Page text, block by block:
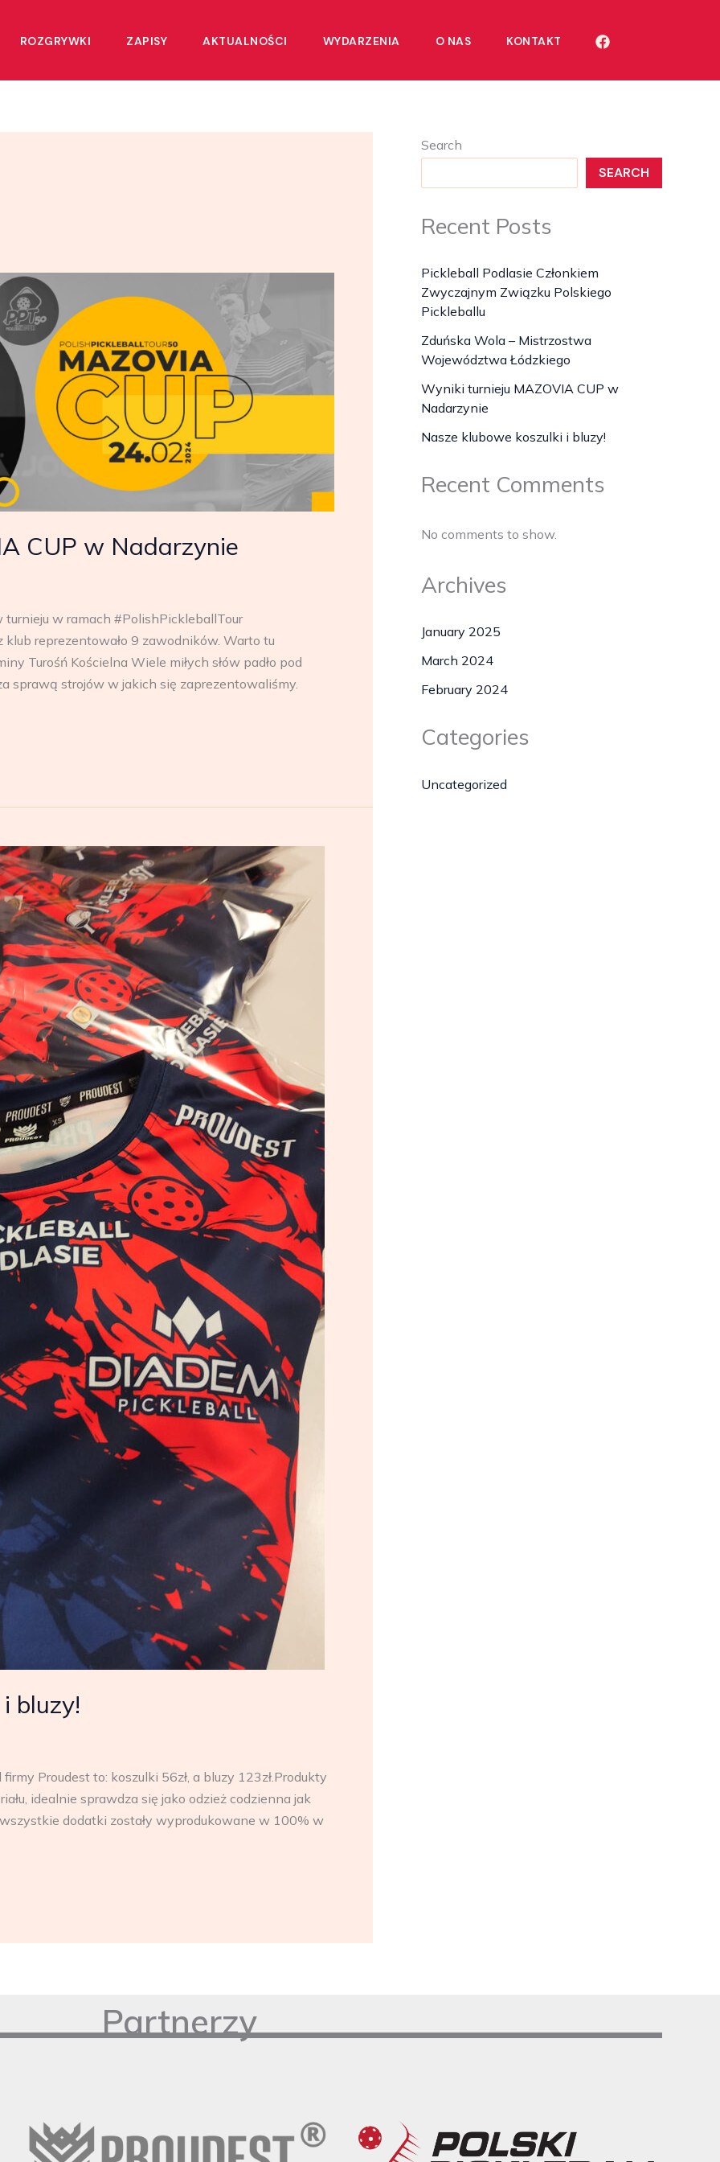
ROZGRYWKI ZAPISY AKTUALNOŚCI WYDARZENIA O NAS KONTAKT
CUP w Nadarzynie
turnieju w ramach #PolishPickleballTour
reprezentowało 9 zawodników. Warto tu
Turośń Kościelna Wiele miłych słów padło pod
sprawą strojów w jakich się zaprezentowaliśmy.
bluzy!
Proudest to: koszulki 56zł, a bluzy 123zł.Produkty
idealnie sprawdza się jako odzież codzienna jak
dodatki zostały wyprodukowane w 100% w
Search
SEARCH
Recent Posts
Pickleball Podlasie Członkiem
Zwyczajnym Związku Polskiego
Pickleballu
Zduńska Wola – Mistrzostwa
Województwa Łódzkiego
Wyniki turnieju MAZOVIA CUP w
Nadarzynie
Nasze klubowe koszulki i bluzy!
Recent Comments
No comments to show.
Archives
January 2025
March 2024
February 2024
Categories
Uncategorized
Partnerzy